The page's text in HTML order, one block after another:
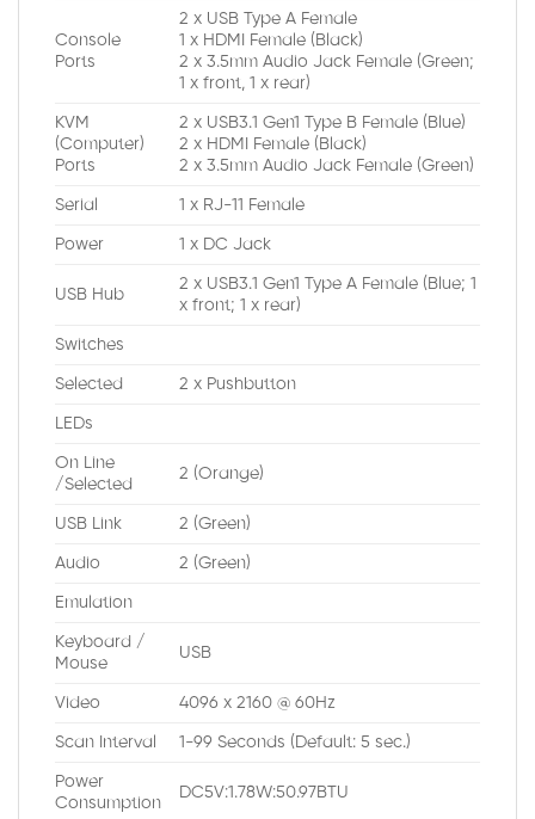
Console
Ports
2 x USB Type A Female
1 x HDMI Female (Black)
2 x 3.5mm Audio Jack Female (Green;
1 x front, 1 x rear)
KVM
(Computer)
Ports
2 x USB3.1 Gen1 Type B Female (Blue)
2 x HDMI Female (Black)
2 x 3.5mm Audio Jack Female (Green)
Serial 1 x RJ-11 Female
Power 1 x DC Jack
USB Hub
2 x USB3.1 Gen1 Type A Female (Blue; 1
x front; 1 x rear)
Switches
Selected 2 x Pushbutton
LEDs
On Line
/Selected
2 (Orange)
USB Link 2 (Green)
Audio 2 (Green)
Emulation
Keyboard /
Mouse
USB
Video 4096 x 2160 @ 60Hz
Scan Interval 1-99 Seconds (Default: 5 sec.)
Power
Consumption
DC5V:1.78W:50.97BTU